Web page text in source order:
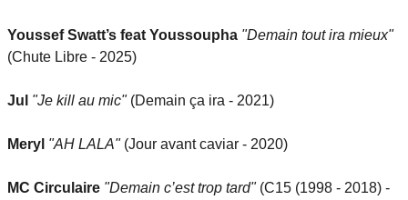
Youssef Swatt’s feat Youssoupha "Demain tout ira mieux"
(Chute Libre - 2025)
Jul "Je kill au mic"(Demain ça ira - 2021)
Meryl "AH LALA"(Jour avant caviar - 2020)
MC Circulaire "Demain c’est trop tard"(C15 (1998 - 2018) -